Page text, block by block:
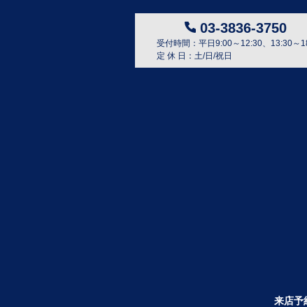
03-3836-3750
受付時間：平日9:00～12:30、13:30～
定 休 日：土/日/祝日
来店予